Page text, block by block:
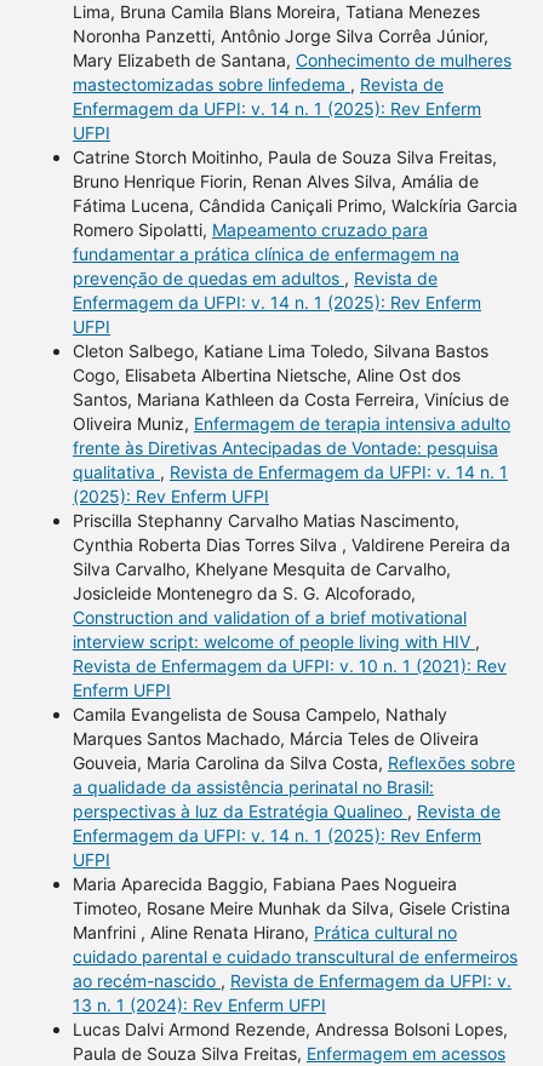
Lima, Bruna Camila Blans Moreira, Tatiana Menezes
Noronha Panzetti, Antônio Jorge Silva Corrêa Júnior,
Mary Elizabeth de Santana, Conhecimento de mulheres
mastectomizadas sobre linfedema , Revista de
Enfermagem da UFPI: v. 14 n. 1 (2025): Rev Enferm
UFPI
Catrine Storch Moitinho, Paula de Souza Silva Freitas,
Bruno Henrique Fiorin, Renan Alves Silva, Amália de
Fátima Lucena, Cândida Caniçali Primo, Walckíria Garcia
Romero Sipolatti, Mapeamento cruzado para
fundamentar a prática clínica de enfermagem na
prevenção de quedas em adultos , Revista de
Enfermagem da UFPI: v. 14 n. 1 (2025): Rev Enferm
UFPI
Cleton Salbego, Katiane Lima Toledo, Silvana Bastos
Cogo, Elisabeta Albertina Nietsche, Aline Ost dos
Santos, Mariana Kathleen da Costa Ferreira, Vinícius de
Oliveira Muniz, Enfermagem de terapia intensiva adulto
frente às Diretivas Antecipadas de Vontade: pesquisa
qualitativa , Revista de Enfermagem da UFPI: v. 14 n. 1
(2025): Rev Enferm UFPI
Priscilla Stephanny Carvalho Matias Nascimento,
Cynthia Roberta Dias Torres Silva , Valdirene Pereira da
Silva Carvalho, Khelyane Mesquita de Carvalho,
Josicleide Montenegro da S. G. Alcoforado,
Construction and validation of a brief motivational
interview script: welcome of people living with HIV ,
Revista de Enfermagem da UFPI: v. 10 n. 1 (2021): Rev
Enferm UFPI
Camila Evangelista de Sousa Campelo, Nathaly
Marques Santos Machado, Márcia Teles de Oliveira
Gouveia, Maria Carolina da Silva Costa, Reflexões sobre
a qualidade da assistência perinatal no Brasil:
perspectivas à luz da Estratégia Qualineo , Revista de
Enfermagem da UFPI: v. 14 n. 1 (2025): Rev Enferm
UFPI
Maria Aparecida Baggio, Fabiana Paes Nogueira
Timoteo, Rosane Meire Munhak da Silva, Gisele Cristina
Manfrini , Aline Renata Hirano, Prática cultural no
cuidado parental e cuidado transcultural de enfermeiros
ao recém-nascido , Revista de Enfermagem da UFPI: v.
13 n. 1 (2024): Rev Enferm UFPI
Lucas Dalvi Armond Rezende, Andressa Bolsoni Lopes,
Paula de Souza Silva Freitas, Enfermagem em acessos